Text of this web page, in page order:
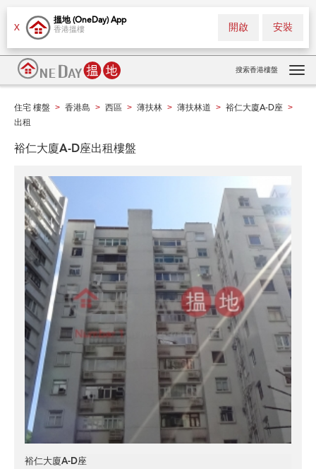
X
搵地 (OneDay) App
香港搵樓 安裝
開啟
搜索香港樓盤
住宅 樓盤 > 香港島 > 西區 > 薄扶林 > 薄扶林道 > 裕仁大廈A-D座 >
出租
裕仁大廈A-D座出租樓盤
裕仁大廈A-D座